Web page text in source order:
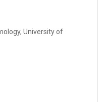
University of